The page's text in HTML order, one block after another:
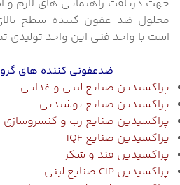
جهت دریافت راهنمایی های لازم و
محلول ضد عفون کننده سطح
است با واحد فنی این واحد تولیدی
ضدعفونی کننده های
پراکسیدین صنایع لبنی و غذایی
پراکسیدین صنایع نوشیدنی
پراکسیدین صنایع رب و کنسروسازی
پراکسیدین صنایع IQF
پراکسیدین قند و شکر
پراکسیدین CIP صنایع لبنی